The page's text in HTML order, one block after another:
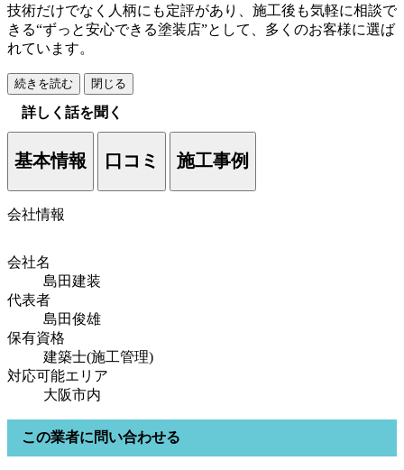
技術だけでなく人柄にも定評があり、施工後も気軽に相談で
きる“ずっと安心できる塗装店”として、多くのお客様に選ば
れています。
続きを読む 閉じる
詳しく話を聞く
基本情報 口コミ 施工事例
会社情報
会社名
島田建装
代表者
島田俊雄
保有資格
建築士(施工管理)
対応可能エリア
大阪市内
この業者に問い合わせる